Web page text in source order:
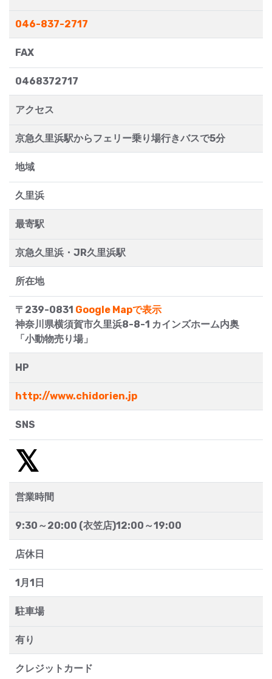
046-837-2717
FAX
0468372717
アクセス
京急久里浜駅からフェリー乗り場行きバスで5分
地域
久里浜
最寄駅
京急久里浜・JR久里浜駅
所在地
〒239-0831 Google Mapで表示
神奈川県横須賀市久里浜8-8-1 カインズホーム内奥
「小動物売り場」
HP
http://www.chidorien.jp
SNS
営業時間
9:30～20:00 (衣笠店)12:00～19:00
店休日
1月1日
駐車場
有り
クレジットカード